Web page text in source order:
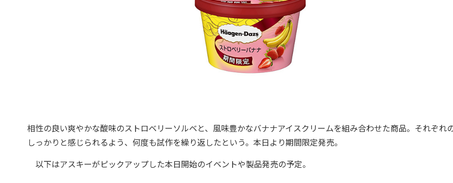
相性の良い爽やかな酸味のストロベリーソルベと、風味豊かなバナナアイスクリームを組み合わせた商品。それぞれ
しっかりと感じられるよう、何度も試作を繰り返したという。本日より期間限定発売。
以下はアスキーがピックアップした本日開始のイベントや製品発売の予定。